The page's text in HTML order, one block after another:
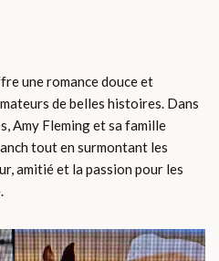
une romance douce et
de belles histoires. Dans
Amy Fleming et sa famille
tout en surmontant les
amitié et la passion pour les